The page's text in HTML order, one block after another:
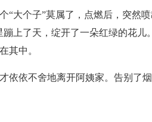
“大个子”莫属了，点燃后，突然
上了天，绽开了一朵红绿的花儿
其中。
依依不舍地离开阿姨家。告别了